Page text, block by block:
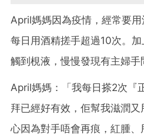
April媽媽因為疫情，經常要
每日用酒精搓手超過10次。
觸到梘液，慢慢發現有主婦手
April媽媽：「我每日搽2次『
拜已經好有效，佢幫我滋潤
心因為對手唔會再痕，紅腫